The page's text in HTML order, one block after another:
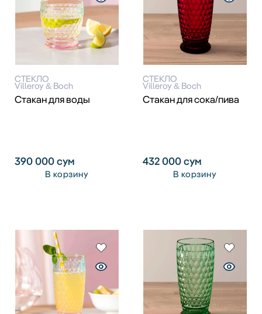
СТЕКЛО
Villeroy & Boch
Стакан для воды
390 000сум
В корзину
СТЕКЛО
Villeroy & Boch
Стакан для сока/пива
432 000сум
В корзину